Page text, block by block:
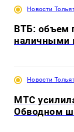
Новости
ВТБ: объем
наличными
Новости
МТС
Обводном